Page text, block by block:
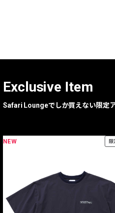
Exclusive Item
Safari Loungeでしか買えない限定
NEW 限